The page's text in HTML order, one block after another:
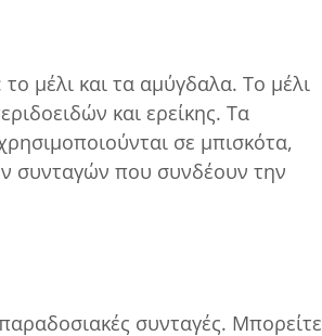
μέλι και τα αμύγδαλα. Το μέλι
και ερείκης. Τα
σε μπισκότα,
συνταγών που συνδέουν την
συνταγές. Μπορείτε